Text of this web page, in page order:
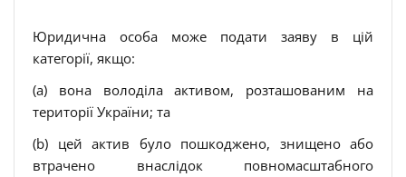
Юридична особа може подати заяву в цій
категорії, якщо:
(a) вона володіла активом, розташованим на
території України; та
(b) цей актив було пошкоджено, знищено або
втрачено внаслідок повномасштабного